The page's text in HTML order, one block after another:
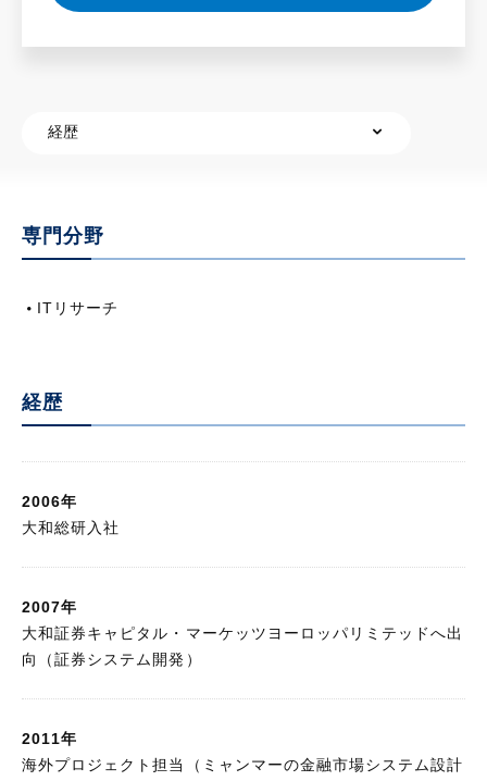
専門分野
ITリサーチ
経歴
2006年
大和総研入社
2007年
大和証券キャピタル・マーケッツヨーロッパリミテッドへ出
向（証券システム開発）
2011年
海外プロジェクト担当（ミャンマーの金融市場システム設計
経歴
経歴
執筆レポート・コラム